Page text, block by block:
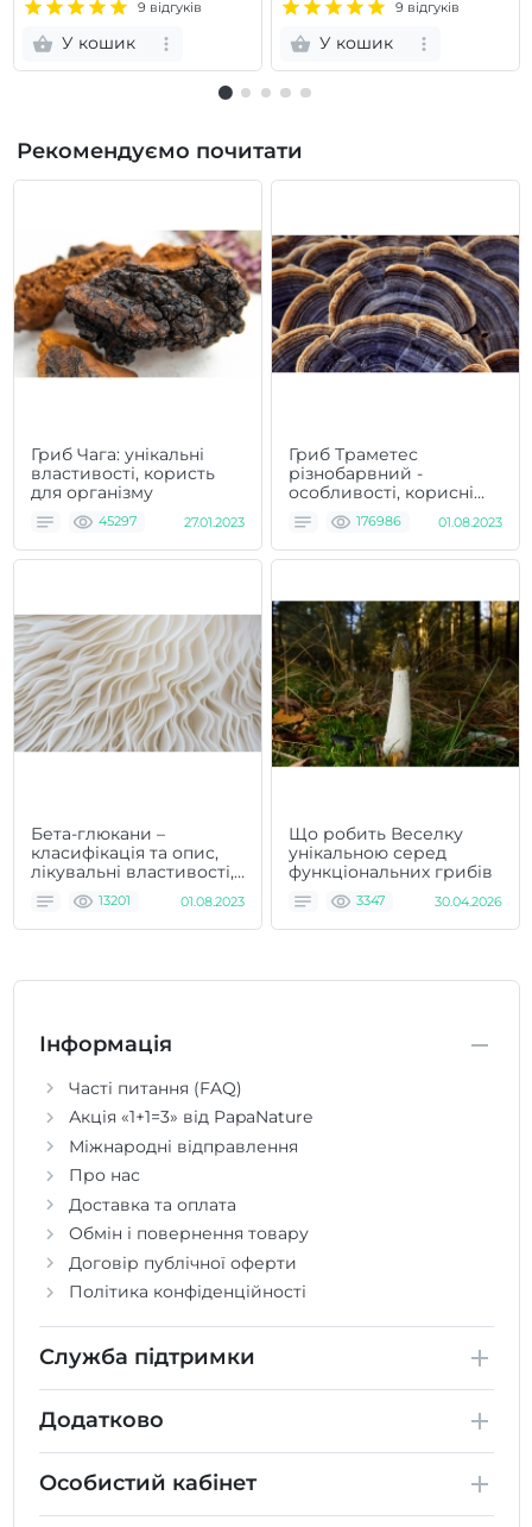
9 відгуків
У кошик
9 відгуків
У кошик
Рекомендуємо почитати
Гриб Чага: унікальні
властивості, користь
для організму
45297 27.01.2023
Гриб Траметес
різнобарвний -
особливості, корисні
властивості та спосіб
застосування
176986 01.08.2023
Бета-глюкани –
класифікація та опис,
лікувальні властивості,
спосіб застосування та
відгуки лікарів
13201 01.08.2023
Що робить Веселку
унікальною серед
функціональних грибів
3347 30.04.2026
Інформація
Часті питання (FAQ)
Акція «1+1=3» від PapaNature
Міжнародні відправлення
Про нас
Доставка та оплата
Обмін і повернення товару
Договір публічної оферти
Політика конфіденційності
Служба підтримки
Додатково
Особистий кабінет